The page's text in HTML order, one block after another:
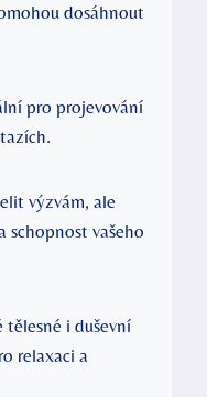
dosáhnout
pro projevování
výzvám, ale
schopnost vašeho
tělesné i duševní
relaxaci a